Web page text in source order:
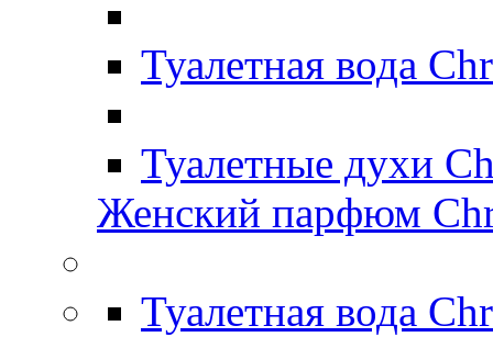
Туалетная вода
Туалетные духи
Женский парфюм
Туалетная вода